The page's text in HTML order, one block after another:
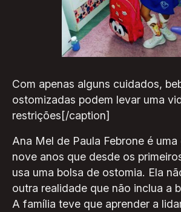
Com apenas alguns cuidados,
ostomizadas podem levar uma
restrições[/caption]
Ana Mel de Paula Febrone é
nove anos que desde os
usa uma bolsa de ostomia. Ela
outra realidade que não inclua a
A família teve que aprender a